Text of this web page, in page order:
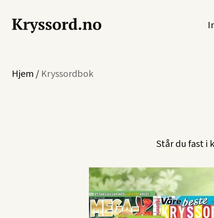
Hjem/ Kryssordbok
Står du fast i